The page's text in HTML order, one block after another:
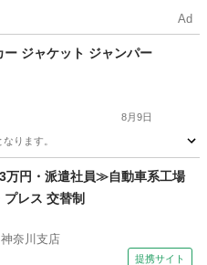
Ad
ー ジャケット ジャンパー
8月9日
ります。
パー 黄色
円・派遣社員≫自動車系工場
レス 交替制
奈川支店
提携サイト